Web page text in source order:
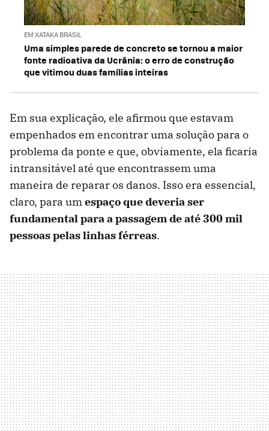
EM XATAKA BRASIL
Uma simples parede de concreto se tornou a maior
fonte radioativa da Ucrânia: o erro de construção
que vitimou duas famílias inteiras
Em sua explicação, ele afirmou que estavam
empenhados em encontrar uma solução para o
problema da ponte e que, obviamente, ela ficaria
intransitável até que encontrassem uma
maneira de reparar os danos. Isso era essencial,
claro, para umespaço que deveria ser
fundamental para a passagem de até 300 mil
pessoas pelas linhas férreas.